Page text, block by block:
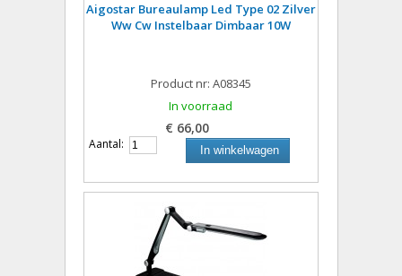
Aigostar Bureaulamp Led Type 02 Zilver
Ww Cw Instelbaar Dimbaar 10W
Product nr: A08345
In voorraad
€ 66,00
Aantal: In winkelwagen